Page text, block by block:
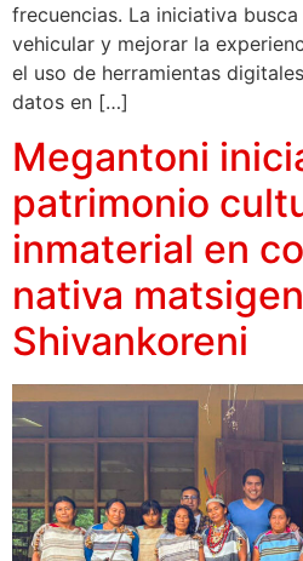
frecuencias. La iniciativa
vehicular y mejorar la
el uso de herramientas
datos en […]
Megantoni
patrimonio
inmaterial en
nativa
Shivankoreni